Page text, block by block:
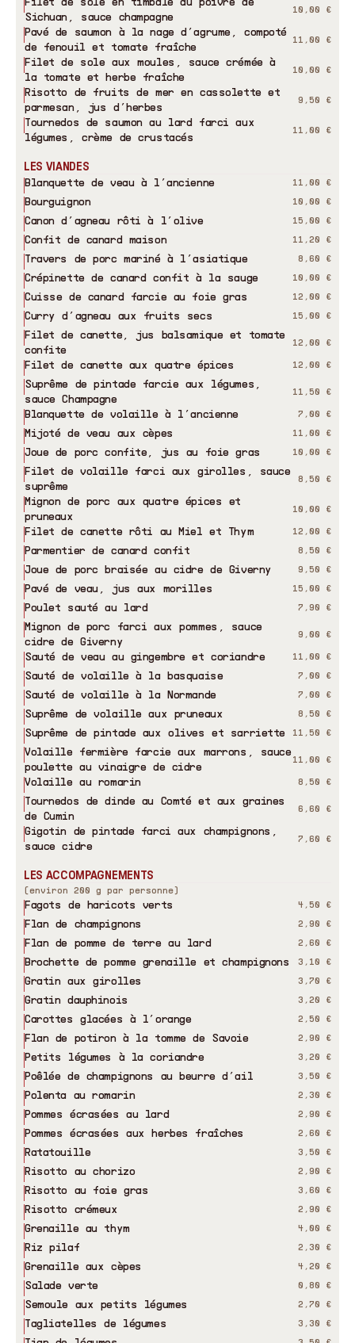
Sichuan, sauce champagne
10,00 €
Pavé de saumon à la nage d’agrume, compoté
de fenouil et tomate fraîche
11,00 €
Filet de sole aux moules, sauce crémée à
la tomate et herbe fraîche
10,00 €
Risotto de fruits de mer en cassolette et
parmesan, jus d’herbes
9,50 €
Tournedos de saumon au lard farci aux
légumes, crème de crustacés
11,00 €
LES VIANDES
Blanquette de veau à l’ancienne 11,00 €
Bourguignon 10,00 €
Canon d’agneau rôti à l’olive 15,00 €
Confit de canard maison 11,20 €
Travers de porc mariné à l’asiatique 8,60 €
Crépinette de canard confit à la sauge 10,00 €
Cuisse de canard farcie au foie gras 12,00 €
Curry d’agneau aux fruits secs 15,00 €
Filet de canette, jus balsamique et tomate
confite
12,00 €
Filet de canette aux quatre épices 12,00 €
Suprême de pintade farcie aux légumes,
sauce Champagne
11,50 €
Blanquette de volaille à l’ancienne 7,00 €
Mijoté de veau aux cèpes 11,00 €
Joue de porc confite, jus au foie gras 10,00 €
Filet de volaille farci aux girolles, sauce
suprême
8,50 €
Mignon de porc aux quatre épices et
pruneaux
10,00 €
Filet de canette rôti au Miel et Thym 12,00 €
Parmentier de canard confit 8,50 €
Joue de porc braisée au cidre de Giverny 9,50 €
Pavé de veau, jus aux morilles 15,00 €
Poulet sauté au lard 7,90 €
Mignon de porc farci aux pommes, sauce
cidre de Giverny
9,00 €
Sauté de veau au gingembre et coriandre 11,00 €
Sauté de volaille à la basquaise 7,00 €
Sauté de volaille à la Normande 7,00 €
Suprême de volaille aux pruneaux 8,50 €
Suprême de pintade aux olives et sarriette 11,50 €
Volaille fermière farcie aux marrons, sauce
poulette au vinaigre de cidre
11,00 €
Volaille au romarin 8,50 €
Tournedos de dinde au Comté et aux graines
de Cumin
6,60 €
Gigotin de pintade farci aux champignons,
sauce cidre
7,60 €
LES ACCOMPAGNEMENTS
(environ 200 g par personne)
Fagots de haricots verts 4,50 €
Flan de champignons 2,90 €
Flan de pomme de terre au lard 2,60 €
Brochette de pomme grenaille et champignons 3,10 €
Gratin aux girolles 3,70 €
Gratin dauphinois 3,20 €
Carottes glacées à l’orange 2,50 €
Flan de potiron à la tomme de Savoie 2,90 €
Petits légumes à la coriandre 3,20 €
Poêlée de champignons au beurre d’ail 3,50 €
Polenta au romarin 2,30 €
Pommes écrasées au lard 2,90 €
Pommes écrasées aux herbes fraîches 2,60 €
Ratatouille 3,50 €
Risotto au chorizo 2,90 €
Risotto au foie gras 3,60 €
Risotto crémeux 2,90 €
Grenaille au thym 4,00 €
Riz pilaf 2,30 €
Grenaille aux cèpes 4,20 €
Salade verte 0,80 €
Semoule aux petits légumes 2,70 €
Tagliatelles de légumes 3,30 €